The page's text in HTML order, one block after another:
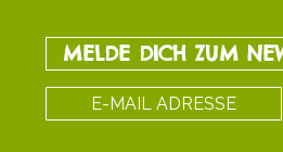
MELDE DICH ZUM